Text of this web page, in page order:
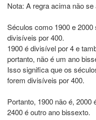
Nota: A regra acima não
Séculos como 1900 e
divisíveis por 400.
1900 é divisível por 4 e
portanto, não é um ano
Isso significa que os
forem divisíveis por 400.
Portanto, 1900 não é, 2000
2400 é outro ano bissexto.